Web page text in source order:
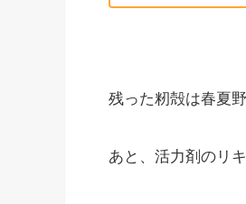
残った籾殻は春夏
あと、活力剤のリ